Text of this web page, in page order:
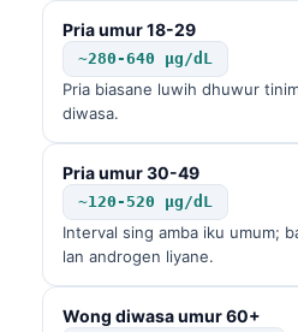
Pria umur 18-29
~280-640 µg/dL
Pria biasane luwih dhuwur
diwasa.
Pria umur 30-49
~120-520 µg/dL
Interval sing amba iku umum;
lan androgen liyane.
Wong diwasa umur 60+